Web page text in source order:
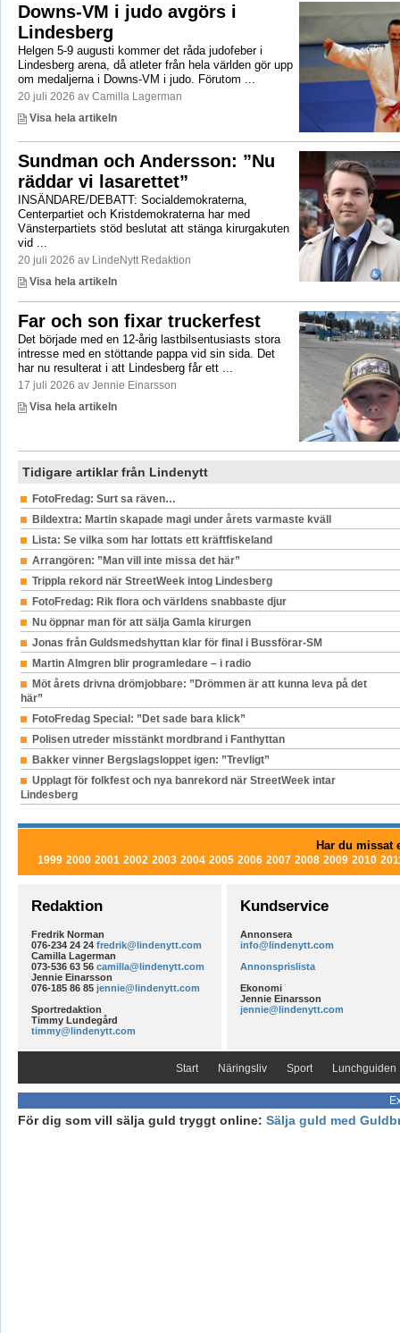
Downs-VM i judo avgörs i
Lindesberg
Helgen 5-9 augusti kommer det råda judofeber i
Lindesberg arena, då atleter från hela världen gör upp
om medaljerna i Downs-VM i judo. Förutom ...
20 juli 2026 av Camilla Lagerman
Visa hela artikeln
Sundman och Andersson: ”Nu
räddar vi lasarettet”
INSÄNDARE/DEBATT: Socialdemokraterna,
Centerpartiet och Kristdemokraterna har med
Vänsterpartiets stöd beslutat att stänga kirurgakuten
vid ...
20 juli 2026 av LindeNytt Redaktion
Visa hela artikeln
Far och son fixar truckerfest
Det började med en 12-årig lastbilsentusiasts stora
intresse med en stöttande pappa vid sin sida. Det
har nu resulterat i att Lindesberg får ett ...
17 juli 2026 av Jennie Einarsson
Visa hela artikeln
Tidigare artiklar från Lindenytt
FotoFredag: Surt sa räven…
Bildextra: Martin skapade magi under årets varmaste kväll
Lista: Se vilka som har lottats ett kräftfiskeland
Arrangören: ”Man vill inte missa det här”
Trippla rekord när StreetWeek intog Lindesberg
FotoFredag: Rik flora och världens snabbaste djur
Nu öppnar man för att sälja Gamla kirurgen
Jonas från Guldsmedshyttan klar för final i Bussförar-SM
Martin Almgren blir programledare – i radio
Möt årets drivna drömjobbare: ”Drömmen är att kunna leva på det
här”
FotoFredag Special: ”Det sade bara klick”
Polisen utreder misstänkt mordbrand i Fanthyttan
Bakker vinner Bergslagsloppet igen: ”Trevligt”
Upplagt för folkfest och nya banrekord när StreetWeek intar
Lindesberg
Har du missat
1999 2000 2001 2002 2003 2004 2005 2006 2007 2008 2009 2010
Redaktion
Fredrik Norman
076-234 24 24 fredrik@lindenytt.com
Camilla Lagerman
073-536 63 56 camilla@lindenytt.com
Jennie Einarsson
076-185 86 85 jennie@lindenytt.com
Sportredaktion
Timmy Lundegård
timmy@lindenytt.com
Kundservice
Annonsera
info@lindenytt.com
Annonsprislista
Ekonomi
Jennie Einarsson
jennie@lindenytt.com
Start Näringsliv Sport Lunchguiden
För dig som vill sälja guld tryggt online: Sälja guld med